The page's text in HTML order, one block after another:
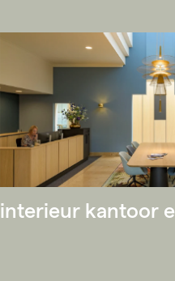
interieur kantoor